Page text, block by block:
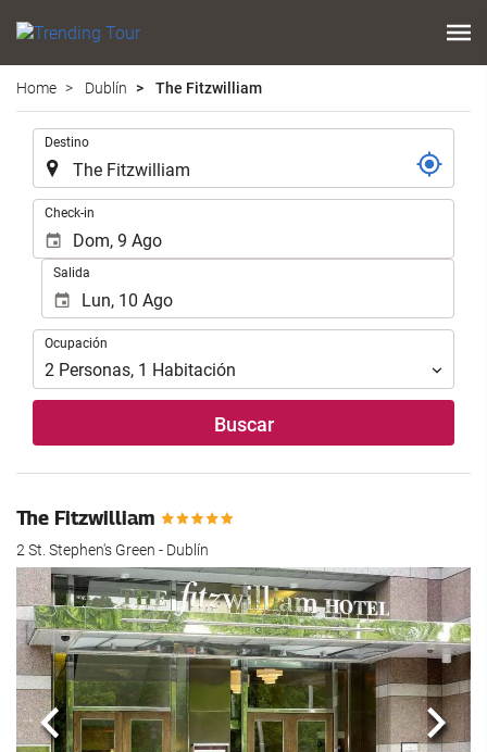
Home Dublín The Fitzwilliam
Destino
Check-in
Salida
Ocupación
Ocupación
2 Personas, 1 Habitación
Buscar
The Fitzwilliam
2 St. Stephen's Green - Dublín
Anterior